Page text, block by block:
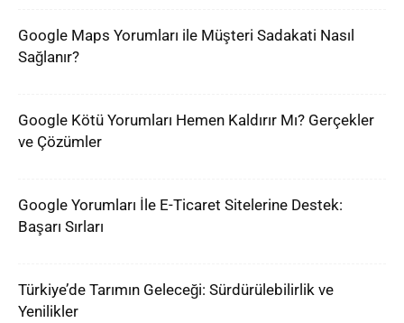
Google Maps Yorumları ile Müşteri Sadakati Nasıl
Sağlanır?
Google Kötü Yorumları Hemen Kaldırır Mı? Gerçekler
ve Çözümler
Google Yorumları İle E-Ticaret Sitelerine Destek:
Başarı Sırları
Türkiye’de Tarımın Geleceği: Sürdürülebilirlik ve
Yenilikler